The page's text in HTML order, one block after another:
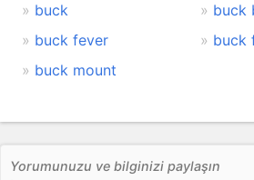
buck
buck
buck fever
buck
buck mount
Yorumunuzu ve bilginizi paylaşın